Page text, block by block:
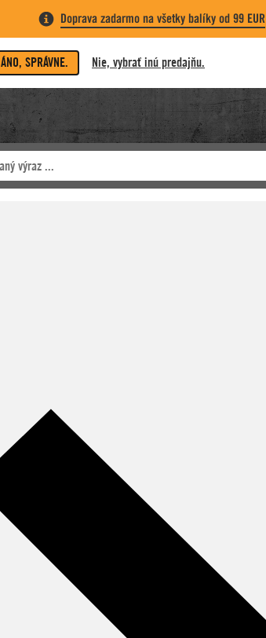
Doprava zadarmo na všetky balíky od 99 EUR
ÁNO, SPRÁVNE. Nie, vybrať inú predajňu.